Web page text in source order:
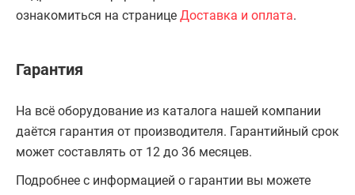
ознакомиться на странице Доставка и оплата.
Гарантия
На всё оборудование из каталога нашей компании
даётся гарантия от производителя. Гарантийный срок
может составлять от 12 до 36 месяцев.
Подробнее с информацией о гарантии вы можете